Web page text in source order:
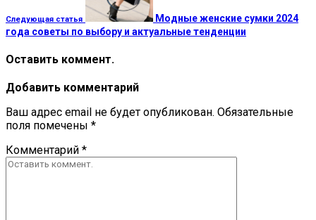
Следующая статья
Модные женские сумки 2024
года советы по выбору и актуальные тенденции
Оставить коммент.
Добавить комментарий
Ваш адрес email не будет опубликован. Обязательные
поля помечены *
Комментарий *